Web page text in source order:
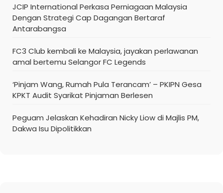
JCIP International Perkasa Perniagaan Malaysia
Dengan Strategi Cap Dagangan Bertaraf
Antarabangsa
FC3 Club kembali ke Malaysia, jayakan perlawanan
amal bertemu Selangor FC Legends
‘Pinjam Wang, Rumah Pula Terancam’ – PKIPN Gesa
KPKT Audit Syarikat Pinjaman Berlesen
Peguam Jelaskan Kehadiran Nicky Liow di Majlis PM,
Dakwa Isu Dipolitikkan